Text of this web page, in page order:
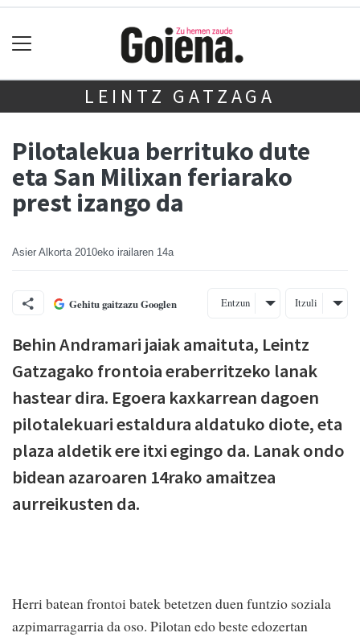
LEINTZ GATZAGA
Pilotalekua berrituko dute
eta San Milixan feriarako
prest izango da
Asier Alkorta 2010eko irailaren 14a
Gehitu gaitzazu Googlen Entzun Itzuli
Behin Andramari jaiak amaituta, Leintz
Gatzagako frontoia eraberritzeko lanak
hastear dira. Egoera kaxkarrean dagoen
pilotalekuari estaldura aldatuko diote, eta
plaza aldetik ere itxi egingo da. Lanak ondo
bidean azaroaren 14rako amaitzea
aurreikusten da.
Herri batean frontoi batek betetzen duen funtzio soziala
azpimarragarria da oso. Pilotan edo beste edozertan